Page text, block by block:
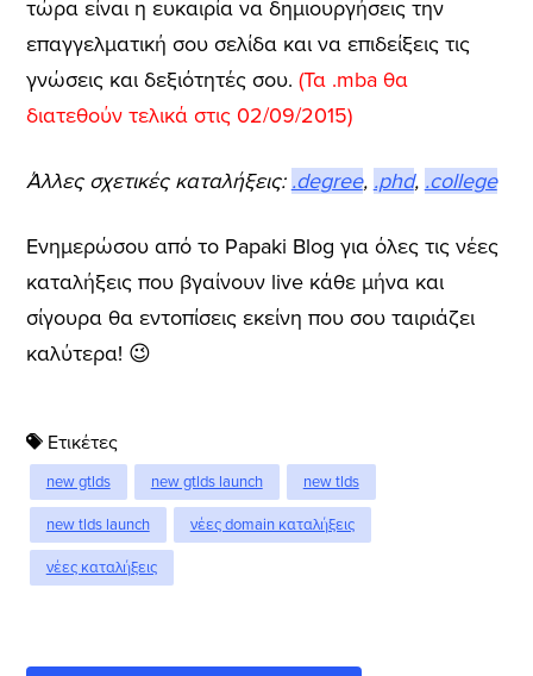
τώρα είναι η ευκαιρία να δημιουργήσεις την
επαγγελματική σου σελίδα και να επιδείξεις τις
γνώσεις και δεξιότητές σου. (Τα .mba θα
διατεθούν τελικά στις 02/09/2015)
Άλλες σχετικές καταλήξεις: .degree, .phd, .college
Ενημερώσου από το Papaki Blog για όλες τις νέες
καταλήξεις που βγαίνουν live κάθε μήνα και
σίγουρα θα εντοπίσεις εκείνη που σου ταιριάζει
καλύτερα! 😉
Ετικέτες
new gtlds new gtlds launch new tlds
new tlds launch νέες domain καταλήξεις
νέες καταλήξεις